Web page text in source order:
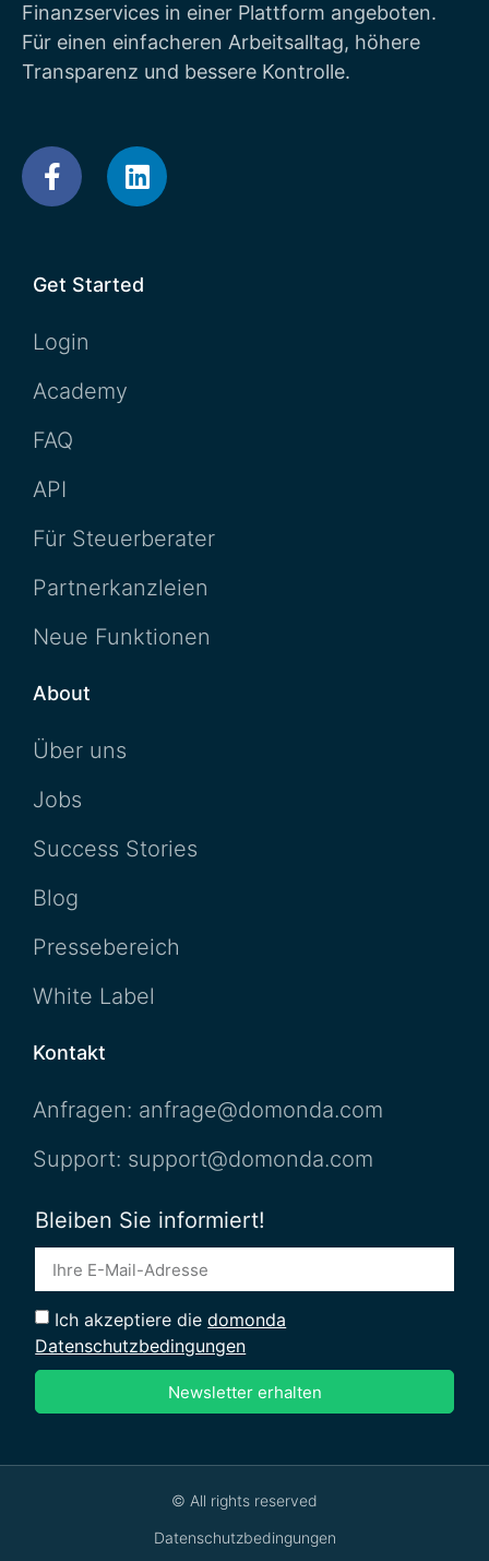
Finanzservices in einer Plattform angeboten.
Für einen einfacheren Arbeitsalltag, höhere
Transparenz und bessere Kontrolle.
Get Started
Login
Academy
FAQ
API
Für Steuerberater
Partnerkanzleien
Neue Funktionen
About
Über uns
Jobs
Success Stories
Blog
Pressebereich
White Label
Kontakt
Anfragen: anfrage@domonda.com
Support: support@domonda.com
Bleiben Sie informiert!
Ich akzeptiere diedomonda
Datenschutzbedingungen
Newsletter erhalten
© All rights reserved
Datenschutzbedingungen